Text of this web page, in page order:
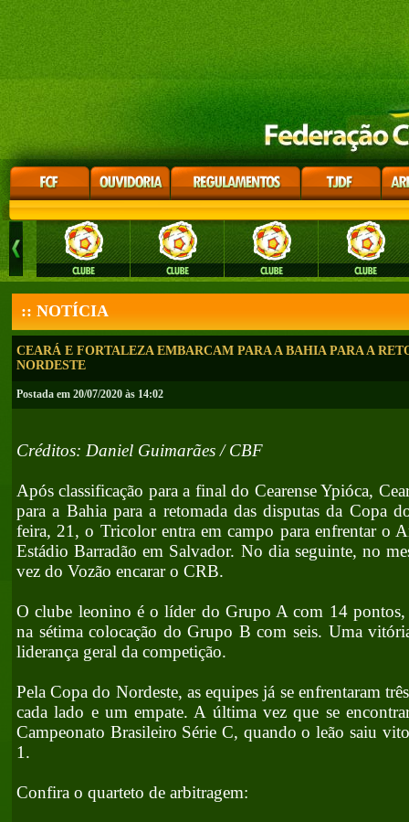
:: NOTÍCIA
CEARÁ E FORTALEZA EMBARCAM PARA A BAHIA PARA A
NORDESTE
Postada em 20/07/2020 às 14:02
Créditos: Daniel Guimarães / CBF
Após classificação para a final do Cearense Ypióca,
para a Bahia para a retomada das disputas da Copa
feira, 21, o Tricolor entra em campo para enfrentar o
Estádio Barradão em Salvador. No dia seguinte, no
vez do Vozão encarar o CRB.
O clube leonino é o líder do Grupo A com 14 pontos,
na sétima colocação do Grupo B com seis. Uma
liderança geral da competição.
Pela Copa do Nordeste, as equipes já se enfrentaram
cada lado e um empate. A última vez que se
Campeonato Brasileiro Série C, quando o leão saiu
1.
Confira o quarteto de arbitragem: